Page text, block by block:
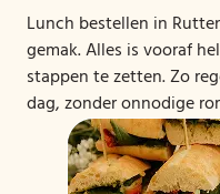
Lunch bestellen in
gemak. Alles is vooraf
stappen te zetten. Zo
dag, zonder onnodige